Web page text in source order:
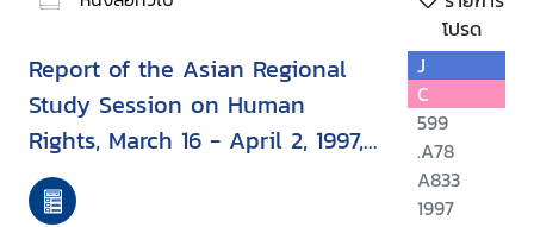
โปรด
Report of the Asian Regional
Study Session on Human
Rights, March 16 - April 2, 1997,
Bangkok, Thailand
J
C
599
.A78
A833
1997